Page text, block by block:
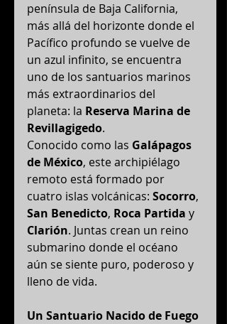
península de Baja California,
más allá del horizonte donde el
Pacífico profundo se vuelve de
un azul infinito, se encuentra
uno de los santuarios marinos
más extraordinarios del
planeta: la Reserva Marina de
Revillagigedo.
Conocido como las Galápagos
de México, este archipiélago
remoto está formado por
cuatro islas volcánicas: Socorro,
San Benedicto, Roca Partida y
Clarión. Juntas crean un reino
submarino donde el océano
aún se siente puro, poderoso y
lleno de vida.
Un Santuario Nacido de Fuego